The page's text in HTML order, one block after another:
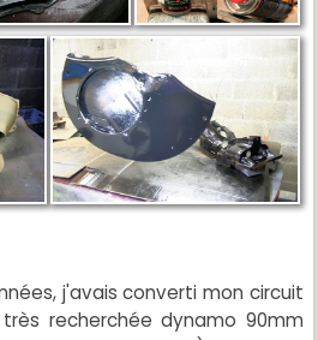
j'avais converti mon circuit
recherchée dynamo 90mm